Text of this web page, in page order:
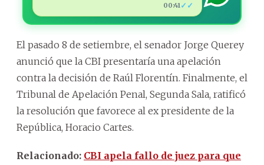
00:41 ✓✓
El pasado 8 de setiembre, el senador Jorge Querey
anunció que la CBI presentaría una apelación
contra la decisión de Raúl Florentín. Finalmente, el
Tribunal de Apelación Penal, Segunda Sala, ratificó
la resolución que favorece al ex presidente de la
República, Horacio Cartes.
Relacionado: CBI apela fallo de juez para que